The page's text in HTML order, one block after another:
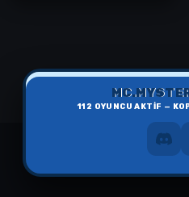
112 OYUNCU AKTİF —